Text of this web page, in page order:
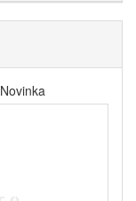
Novinka